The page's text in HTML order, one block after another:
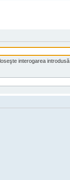
interogarea introdusă